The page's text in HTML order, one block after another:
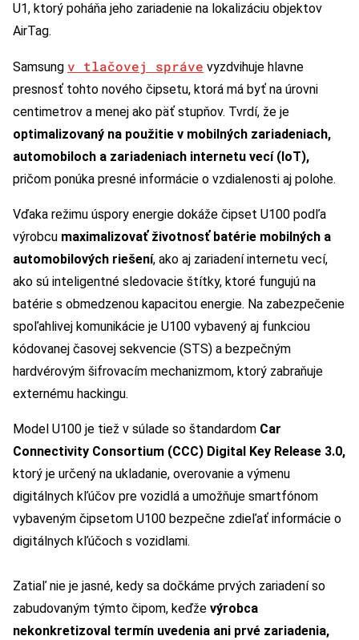
U1, ktorý poháňa jeho zariadenie na lokalizáciu objektov
AirTag.
Samsung v tlačovej správe vyzdvihuje hlavne
presnosť tohto nového čipsetu, ktorá má byť na úrovni
centimetrov a menej ako päť stupňov. Tvrdí, že je
optimalizovaný na použitie v mobilných zariadeniach,
automobiloch a zariadeniach internetu vecí (IoT),
pričom ponúka presné informácie o vzdialenosti aj polohe.
Vďaka režimu úspory energie dokáže čipset U100 podľa
výrobcu maximalizovať životnosť batérie mobilných a
automobilových riešení, ako aj zariadení internetu vecí,
ako sú inteligentné sledovacie štítky, ktoré fungujú na
batérie s obmedzenou kapacitou energie. Na zabezpečenie
spoľahlivej komunikácie je U100 vybavený aj funkciou
kódovanej časovej sekvencie (STS) a bezpečným
hardvérovým šifrovacím mechanizmom, ktorý zabraňuje
externému hackingu.
Model U100 je tiež v súlade so štandardom Car
Connectivity Consortium (CCC) Digital Key Release 3.0,
ktorý je určený na ukladanie, overovanie a výmenu
digitálnych kľúčov pre vozidlá a umožňuje smartfónom
vybaveným čipsetom U100 bezpečne zdieľať informácie o
digitálnych kľúčoch s vozidlami.
Zatiaľ nie je jasné, kedy sa dočkáme prvých zariadení so
zabudovaným týmto čipom, keďže výrobca
nekonkretizoval termín uvedenia ani prvé zariadenia,